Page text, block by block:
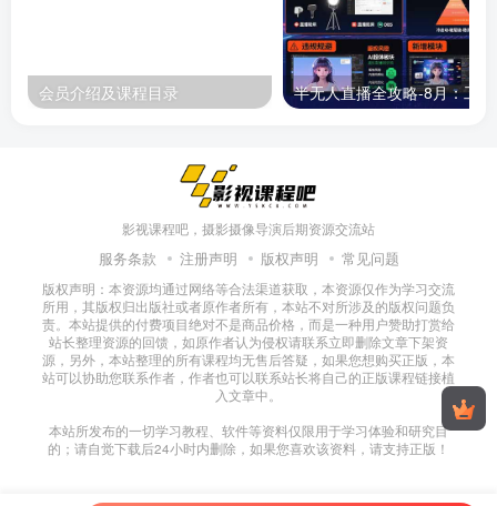
会员介绍及课程目录
影视课程吧，摄影摄像导演后期资源交流站
服务条款 注册声明 版权声明 常见问题
版权声明：本资源均通过网络等合法渠道获取，本资源仅作为学习交流
所用，其版权归出版社或者原作者所有，本站不对所涉及的版权问题负
责。本站提供的付费项目绝对不是商品价格，而是一种用户赞助打赏给
站长整理资源的回馈，如原作者认为侵权请联系立即删除文章下架资
源，另外，本站整理的所有课程均无售后答疑，如果您想购买正版，本
站可以协助您联系作者，作者也可以联系站长将自己的正版课程链接植
入文章中。
本站所发布的一切学习教程、软件等资料仅限用于学习体验和研究目
的；请自觉下载后24小时内删除，如果您喜欢该资料，请支持正版！